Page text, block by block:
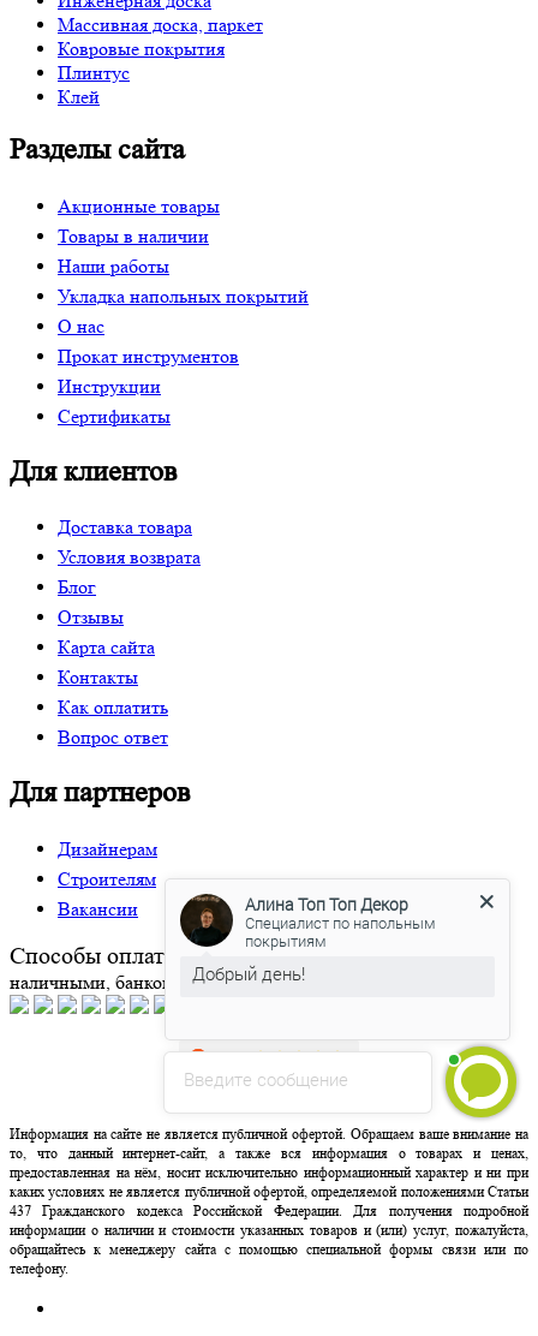
Массивная доска, паркет
Ковровые покрытия
Плинтус
Клей
Разделы сайта
Акционные товары
Товары в наличии
Наши работы
Укладка напольных покрытий
О нас
Прокат инструментов
Инструкции
Сертификаты
Для клиентов
Доставка товара
Условия возврата
Блог
Отзывы
Карта сайта
Контакты
Как оплатить
Вопрос ответ
Для партнеров
Дизайнерам
Строителям
Вакансии
Способы оплаты:
наличными, банковским переводом или банковской картой.
Информация на сайте не является публичной офертой. Обращаем ваше внимание на
то, что данный интернет-сайт, а также вся информация о товарах и ценах,
предоставленная на нём, носит исключительно информационный характер и ни при
каких условиях не является публичной офертой, определяемой положениями Статьи
437 Гражданского кодекса Российской Федерации. Для получения подробной
информации о наличии и стоимости указанных товаров и (или) услуг, пожалуйста,
обращайтесь к менеджеру сайта с помощью специальной формы связи или по
телефону.
Введите сообщение
Специалист по напольным
покрытиям
Добрый день!
Мы готовы ответить на Ваши